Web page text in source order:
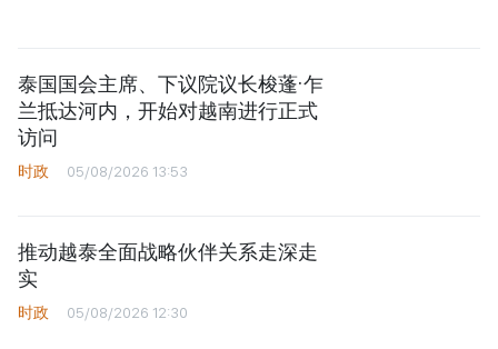
泰国国会主席、下议院议长梭蓬·乍
兰抵达河内，开始对越南进行正式
访问
时政 05/08/2026 13:53
推动越泰全面战略伙伴关系走深走
实
时政 05/08/2026 12:30